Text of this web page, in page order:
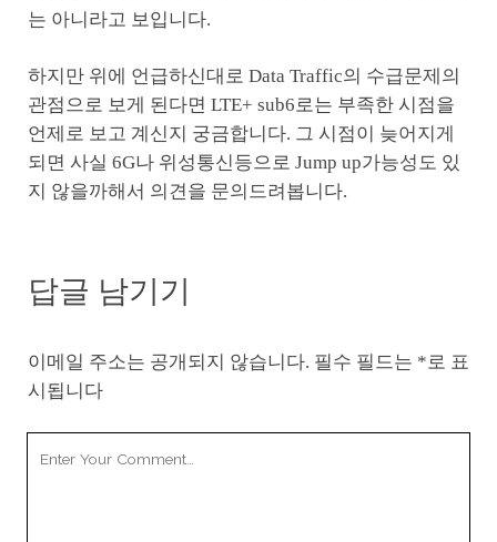
는 아니라고 보입니다.
하지만 위에 언급하신대로 Data Traffic의 수급문제의
관점으로 보게 된다면 LTE+ sub6로는 부족한 시점을
언제로 보고 계신지 궁금합니다. 그 시점이 늦어지게
되면 사실 6G나 위성통신등으로 Jump up가능성도 있
지 않을까해서 의견을 문의드려봅니다.
답글 남기기
이메일 주소는 공개되지 않습니다. 필수 필드는 * 로 표
시됩니다